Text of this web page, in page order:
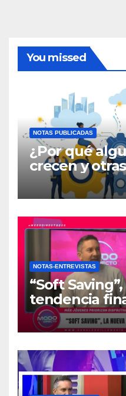
You missed
NOTAS PUBLICADAS
¿Por qué
crecen y
atrapadas
NOTAS-ENTREVISTAS
“Soft
tendencia
generación Z